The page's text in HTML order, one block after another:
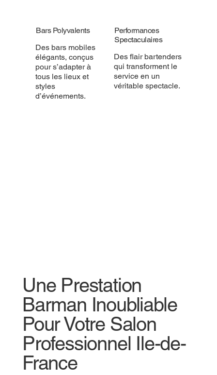
Bars Polyvalents
Des bars mobiles
élégants, conçus
pour s’adapter à
tous les lieux et
styles
d’événements.
Performances
Spectaculaires
Des flair bartenders
qui transforment le
service en un
véritable spectacle.
Une Prestation
Barman Inoubliable
Pour Votre Salon
Professionnel Ile-de-
France